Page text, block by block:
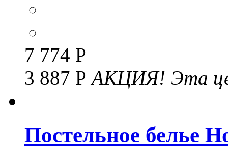
7 774 Р
3 887 РАКЦИЯ! Эта
Постельное белье